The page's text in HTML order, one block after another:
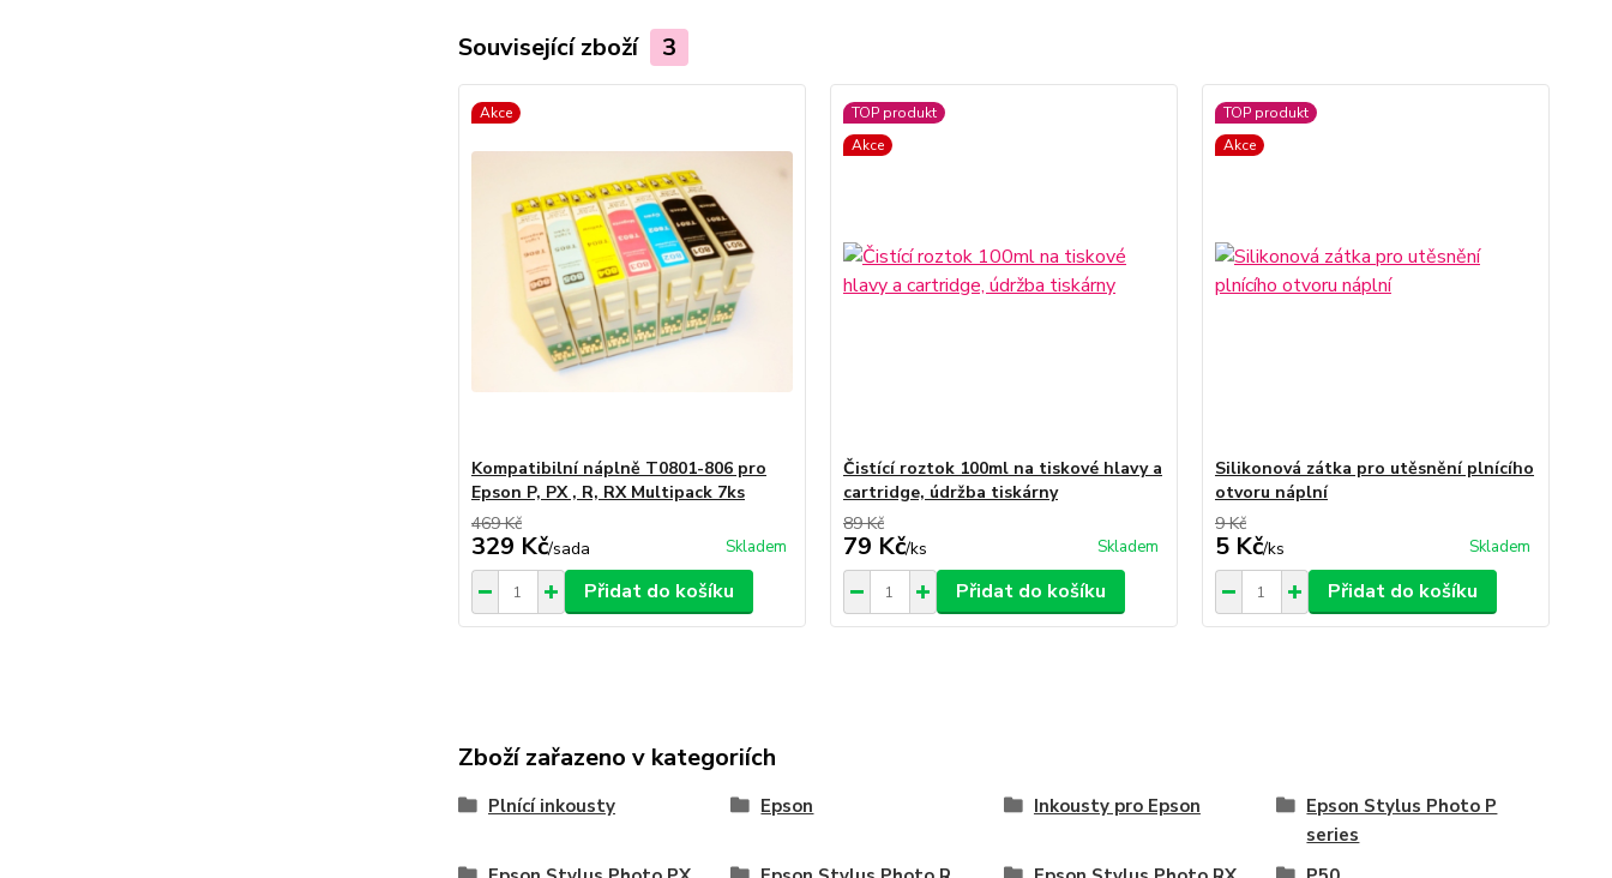
Související zboží 3
Akce
Kompatibilní náplně T0801-806 pro
Epson P, PX , R, RX Multipack 7ks
469 Kč
329 Kč/sada Skladem
Přidat do košíku
TOP produkt
Akce
Čistící roztok 100ml na tiskové hlavy a
cartridge, údržba tiskárny
89 Kč
79 Kč/ks Skladem
Přidat do košíku
TOP produkt
Akce
Silikonová zátka pro utěsnění plnícího
otvoru náplní
9 Kč
5 Kč/ks Skladem
Přidat do košíku
Zboží zařazeno v kategoriích
Plnící inkousty Epson Inkousty pro Epson
Epson Stylus Photo P
series